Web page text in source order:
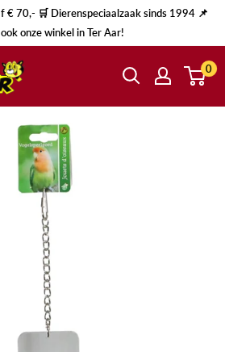
€ 70,- 🛒 Dierenspeciaalzaak sinds 1994 📌
onze winkel in Ter Aar!
0